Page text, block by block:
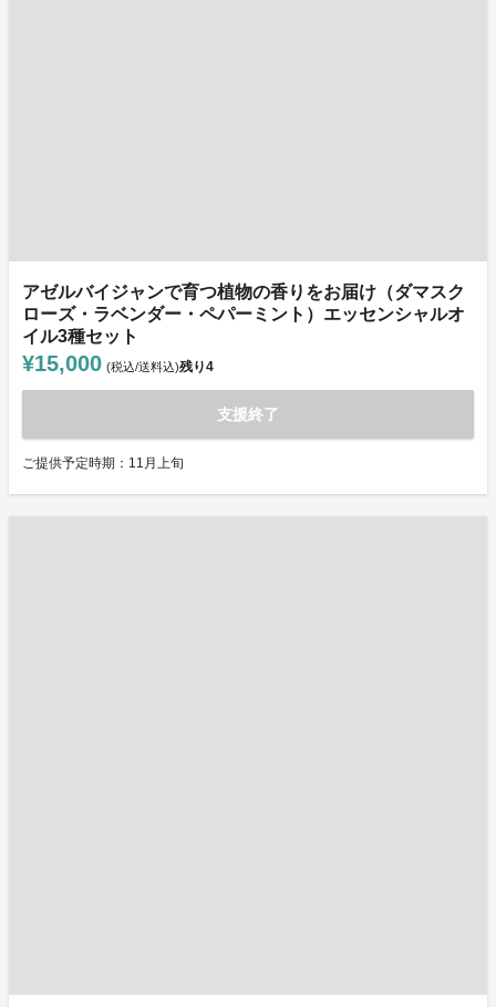
アゼルバイジャンで育つ植物の香りをお届け（ダマスク
ローズ・ラベンダー・ペパーミント）エッセンシャルオ
イル3種セット
¥15,000 (税込/送料込)残り4
支援終了
ご提供予定時期：11月上旬